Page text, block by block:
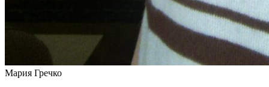
Мария Гречко